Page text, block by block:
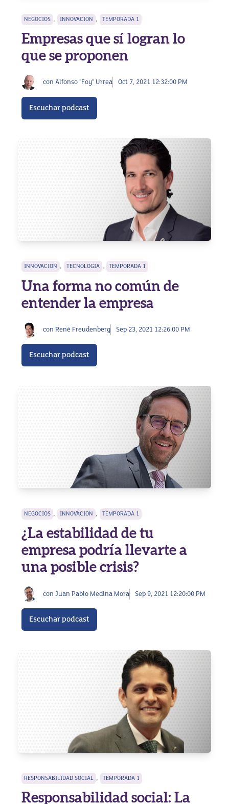
NEGOCIOS , INNOVACION , TEMPORADA 1
Empresas que sí logran lo
que se proponen
con Alfonso "Foy" Urrea Oct 7, 2021 12:32:00 PM
Escuchar podcast
INNOVACION , TECNOLOGIA , TEMPORADA 1
Una forma no común de
entender la empresa
con René Freudenberg Sep 23, 2021 12:26:00 PM
Escuchar podcast
NEGOCIOS , INNOVACION , TEMPORADA 1
¿La estabilidad de tu
empresa podría llevarte a
una posible crisis?
con Juan Pablo Medina Mora Sep 9, 2021 12:20:00 PM
Escuchar podcast
RESPONSABILIDAD SOCIAL , TEMPORADA 1
Responsabilidad social: La